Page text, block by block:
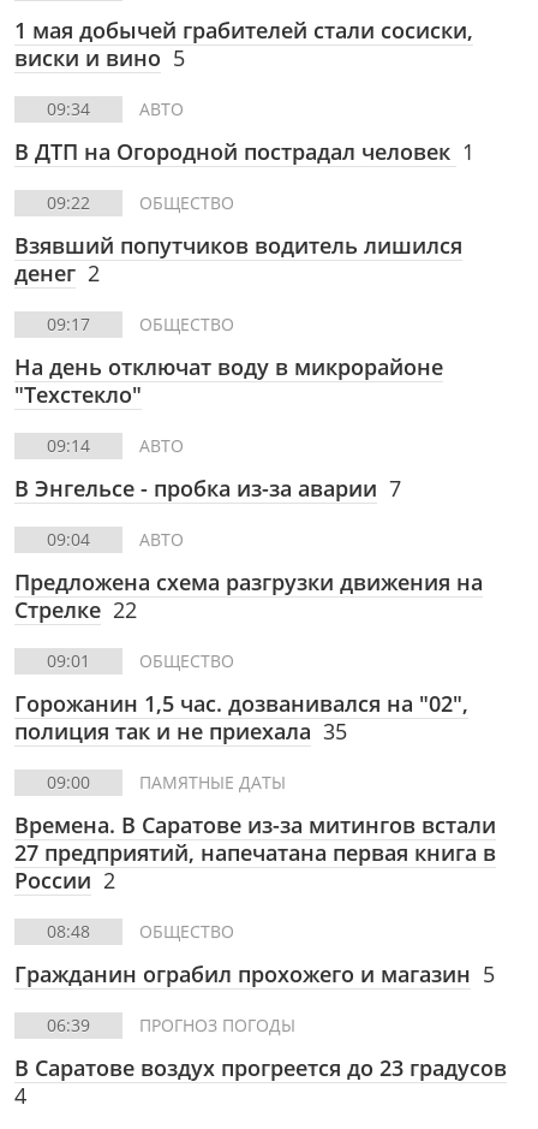
1 мая добычей грабителей стали сосиски,
виски и вино 5
09:34 АВТО
В ДТП на Огородной пострадал человек 1
09:22 ОБЩЕСТВО
Взявший попутчиков водитель лишился
денег 2
09:17 ОБЩЕСТВО
На день отключат воду в микрорайоне
"Техстекло"
09:14 АВТО
В Энгельсе - пробка из-за аварии 7
09:04 АВТО
Предложена схема разгрузки движения на
Стрелке 22
09:01 ОБЩЕСТВО
Горожанин 1,5 час. дозванивался на "02",
полиция так и не приехала 35
09:00 ПАМЯТНЫЕ ДАТЫ
Времена. В Саратове из-за митингов встали
27 предприятий, напечатана первая книга в
России 2
08:48 ОБЩЕСТВО
Гражданин ограбил прохожего и магазин 5
06:39 ПРОГНОЗ ПОГОДЫ
В Саратове воздух прогреется до 23 градусов
4